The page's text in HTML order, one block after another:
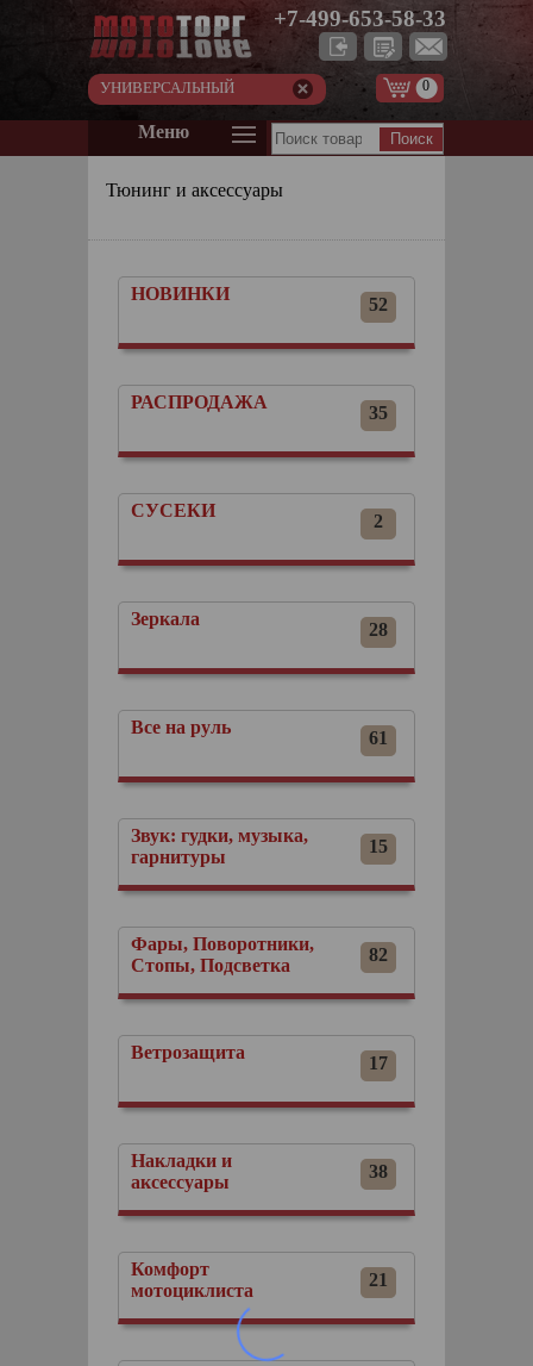
+7-499-653-58-33
УНИВЕРСАЛЬНЫЙ 0
Меню
Тюнинг и аксессуары
НОВИНКИ
52
РАСПРОДАЖА
35
СУСЕКИ
2
Зеркала
28
Все на руль
61
Звук: гудки, музыка,
гарнитуры
15
Фары, Поворотники,
Стопы, Подсветка
82
Ветрозащита
17
Накладки и
аксессуары
38
Комфорт
мотоциклиста
21